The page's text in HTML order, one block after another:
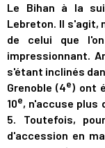
Le Bihan à la
Lebreton. Il s'agit,
de celui que
impressionnant.
s'étant inclinés
Grenoble (4e) ont
10e, n'accuse plus
5. Toutefois,
d'accession en